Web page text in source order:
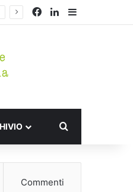
Facebook
LinkedIn
Commenti